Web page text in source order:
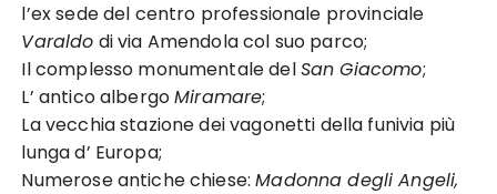
l’ex sede del centro professionale provinciale
Varaldo di via Amendola col suo parco;
Il complesso monumentale delSan Giacomo;
L’ antico albergoMiramare;
La vecchia stazione dei vagonetti della funivia più
lunga d’ Europa;
Numerose antiche chiese:Madonna degli Angeli,